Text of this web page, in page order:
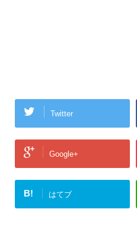
Twitter
Google+
B! はてブ